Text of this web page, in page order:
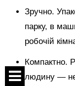
Зручно.
парку, в
робочій
Компактно.
людину — не